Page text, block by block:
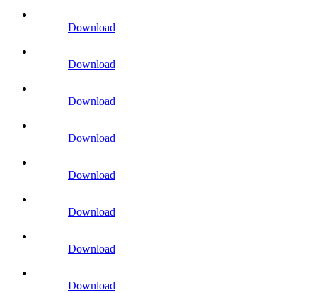
Download
Download
Download
Download
Download
Download
Download
Download